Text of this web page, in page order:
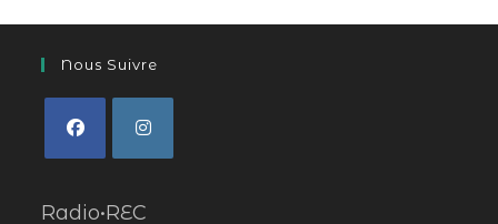
Nous Suivre
Radio•REC